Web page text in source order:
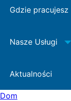
Gdzie pracujesz
Nasze Usługi
Aktualności
Dom